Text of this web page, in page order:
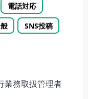
電話対応
SNS投稿
業務取扱管理者